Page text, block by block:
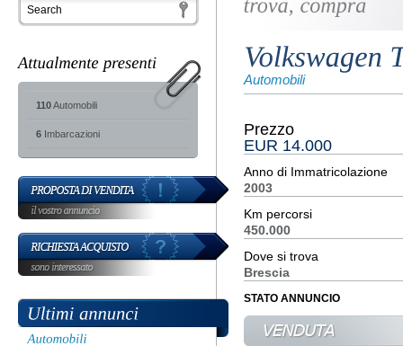
110Automobili
6 Imbarcazioni
Automobili
Prezzo
EUR 14.000
Anno di Immatricolazione
2003
Km percorsi
450.000
Dove si trova
Brescia
STATO ANNUNCIO